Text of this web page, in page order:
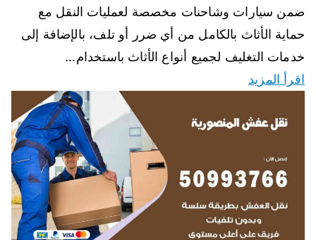
ضمن سيارات وشاحنات مخصصة لعمليات النقل مع
حماية الأثاث بالكامل من أي ضرر أو تلف، بالإضافة إلى
خدمات التغليف لجميع أنواع الأثاث باستخدام…
اقرأ المزيد